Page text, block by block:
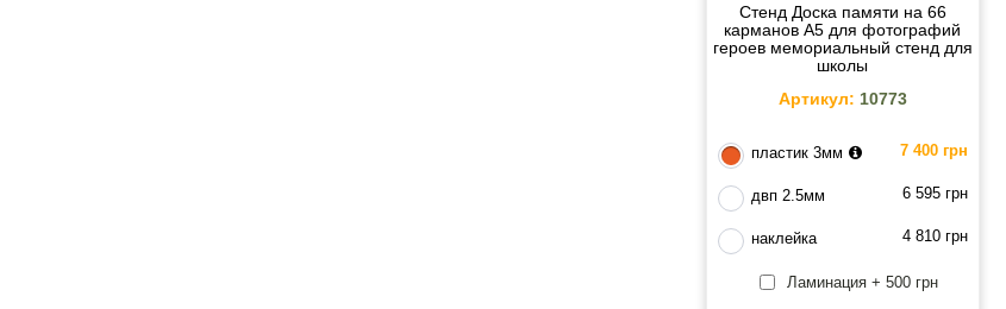
Стенд Доска памяти на 66
карманов A5 для фотографий
героев мемориальный стенд для
школы
Артикул: 10773
пластик 3мм 7 400 грн
двп 2.5мм 6 595 грн
наклейка 4 810 грн
Ламинация + 500 грн